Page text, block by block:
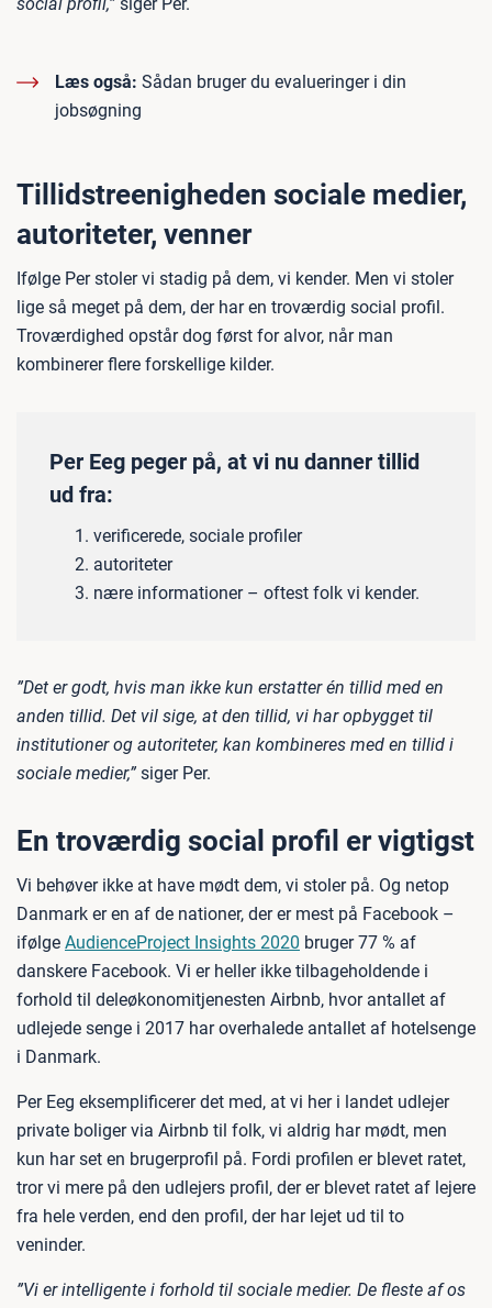
Læs også: Sådan bruger du evalueringer i din
jobsøgning
Tillidstreenigheden sociale medier,
autoriteter, venner
Ifølge Per stoler vi stadig på dem, vi kender. Men vi stoler
lige så meget på dem, der har en troværdig social profil.
Troværdighed opstår dog først for alvor, når man
kombinerer flere forskellige kilder.
Per Eeg peger på, at vi nu danner tillid
ud fra:
verificerede, sociale profiler
autoriteter
nære informationer – oftest folk vi kender.
”Det er godt, hvis man ikke kun erstatter én tillid med en
anden tillid. Det vil sige, at den tillid, vi har opbygget til
institutioner og autoriteter, kan kombineres med en tillid i
sociale medier,” siger Per.
En troværdig social profil er vigtigst
Vi behøver ikke at have mødt dem, vi stoler på. Og netop
Danmark er en af de nationer, der er mest på Facebook –
ifølge AudienceProject Insights 2020 bruger 77 % af
danskere Facebook. Vi er heller ikke tilbageholdende i
forhold til deleøkonomitjenesten Airbnb, hvor antallet af
udlejede senge i 2017 har overhalede antallet af hotelsenge
i Danmark.
Per Eeg eksemplificerer det med, at vi her i landet udlejer
private boliger via Airbnb til folk, vi aldrig har mødt, men
kun har set en brugerprofil på. Fordi profilen er blevet ratet,
tror vi mere på den udlejers profil, der er blevet ratet af lejere
fra hele verden, end den profil, der har lejet ud til to
veninder.
”Vi er intelligente i forhold til sociale medier. De fleste af os